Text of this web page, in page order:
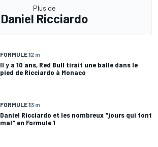
Plus de
Daniel Ricciardo
FORMULE 12 m
Il y a 10 ans, Red Bull tirait une balle dans le
pied de Ricciardo à Monaco
FORMULE 13 m
Daniel Ricciardo et les nombreux "jours qui font
mal" en Formule 1